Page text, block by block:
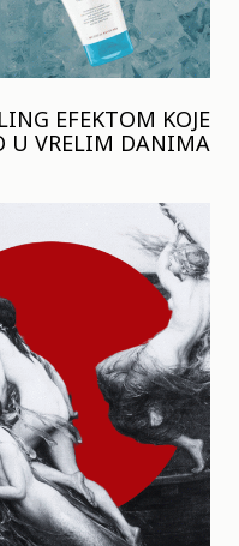
EFEKTOM KOJE
U VRELIM DANIMA